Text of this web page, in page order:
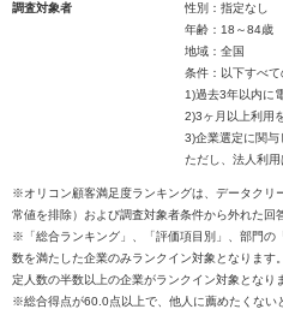
調査対象者
性別：指定なし
年齢：18～84歳
地域：全国
条件：以下すべ
1)過去3年以内に
2)3ヶ月以上利用
3)企業選定に関与
ただし、法人利用
※オリコン顧客満足度ランキングは、データクリ
常値を排除）および調査対象者条件から外れた回
※「総合ランキング」、「評価項目別」、部門の
数を満たした企業のみランクイン対象となりま
定人数の半数以上の企業がランクイン対象となり
※総合得点が60.0点以上で、他人に薦めたくない